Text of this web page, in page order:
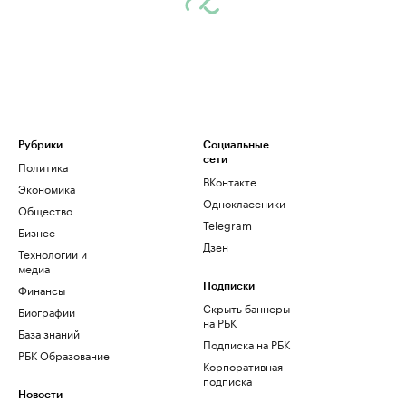
Рубрики
Политика
Экономика
Общество
Бизнес
Технологии и
медиа
Финансы
Биографии
База знаний
РБК Образование
Новости
Социальные
сети
ВКонтакте
Одноклассники
Telegram
Дзен
Подписки
Скрыть баннеры
на РБК
Подписка на РБК
Корпоративная
подписка